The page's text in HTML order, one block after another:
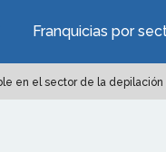
Franquicias por
en el sector de la